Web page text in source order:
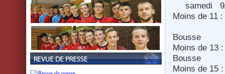
samedi 9/
Moins de
Bousse
Moins de 13
Bousse
Moins